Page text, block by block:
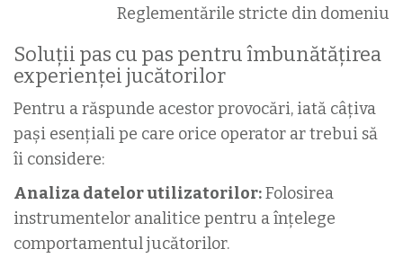
Reglementările stricte din domeniu
Soluții pas cu pas pentru îmbunătățirea
experienței jucătorilor
Pentru a răspunde acestor provocări, iată câțiva
pași esențiali pe care orice operator ar trebui să
îi considere:
Analiza datelor utilizatorilor:Folosirea
instrumentelor analitice pentru a înțelege
comportamentul jucătorilor.